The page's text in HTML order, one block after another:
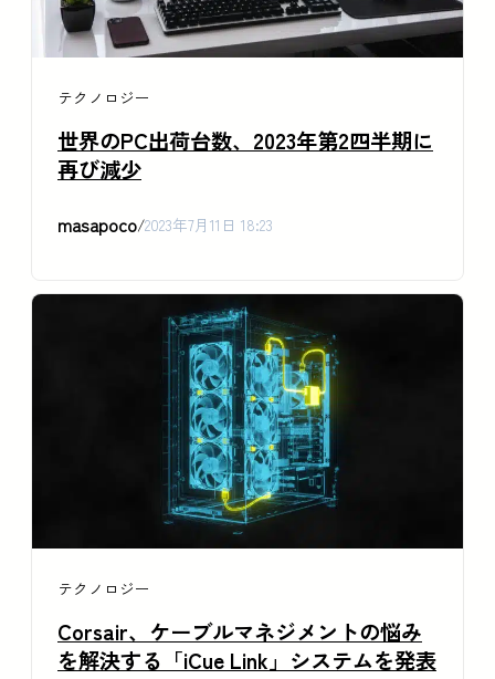
テクノロジー
世界のPC出荷台数、2023年第2四半期に
再び減少
masapoco/2023年7月11日 18:23
テクノロジー
Corsair、ケーブルマネジメントの悩み
を解決する「iCue Link」システムを発表